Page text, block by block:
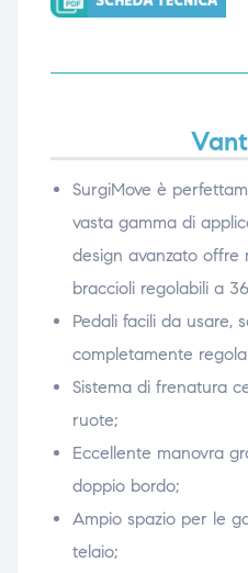
SurgiMove è
vasta gamma di
design avanzato offre
braccioli regolabili a
Pedali facili da usare,
completamente
Sistema di frenatura
ruote;
Eccellente manovra
doppio bordo;
Ampio spazio per le
telaio;